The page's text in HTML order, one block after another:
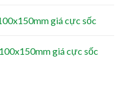
giá cực sốc
giá cực sốc